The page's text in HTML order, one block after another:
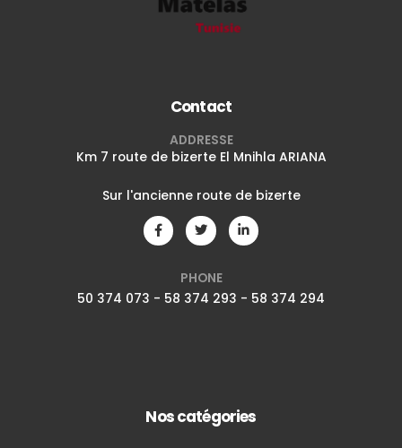
Contact
ADDRESSE
Km 7 route de bizerte El Mnihla ARIANA
Sur l'ancienne route de bizerte
PHONE
50 374 073 - 58 374 293 - 58 374 294
Nos catégories